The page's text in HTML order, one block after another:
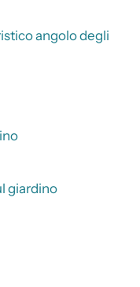
angolo degli
giardino